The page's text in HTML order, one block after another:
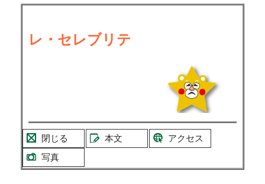
レ・セレブリテ
閉じる 本文
アクセス
写真